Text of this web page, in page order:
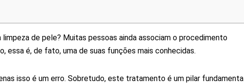
de pele? Muitas pessoas ainda associam o procedimento
essa é, de fato, uma de suas funções mais conhecidas.
isso é um erro. Sobretudo, este tratamento é um pilar fundamental